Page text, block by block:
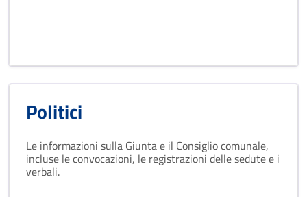
Politici
Le informazioni sulla Giunta e il Consiglio comunale,
incluse le convocazioni, le registrazioni delle sedute e i
verbali.